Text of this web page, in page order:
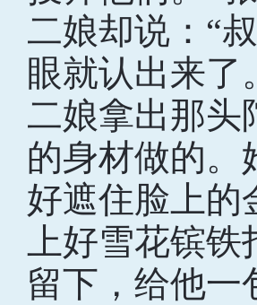
二娘却说：“
眼就认出来了
二娘拿出那头
的身材做的。
好遮住脸上的
上好雪花镔铁
留下，给他一